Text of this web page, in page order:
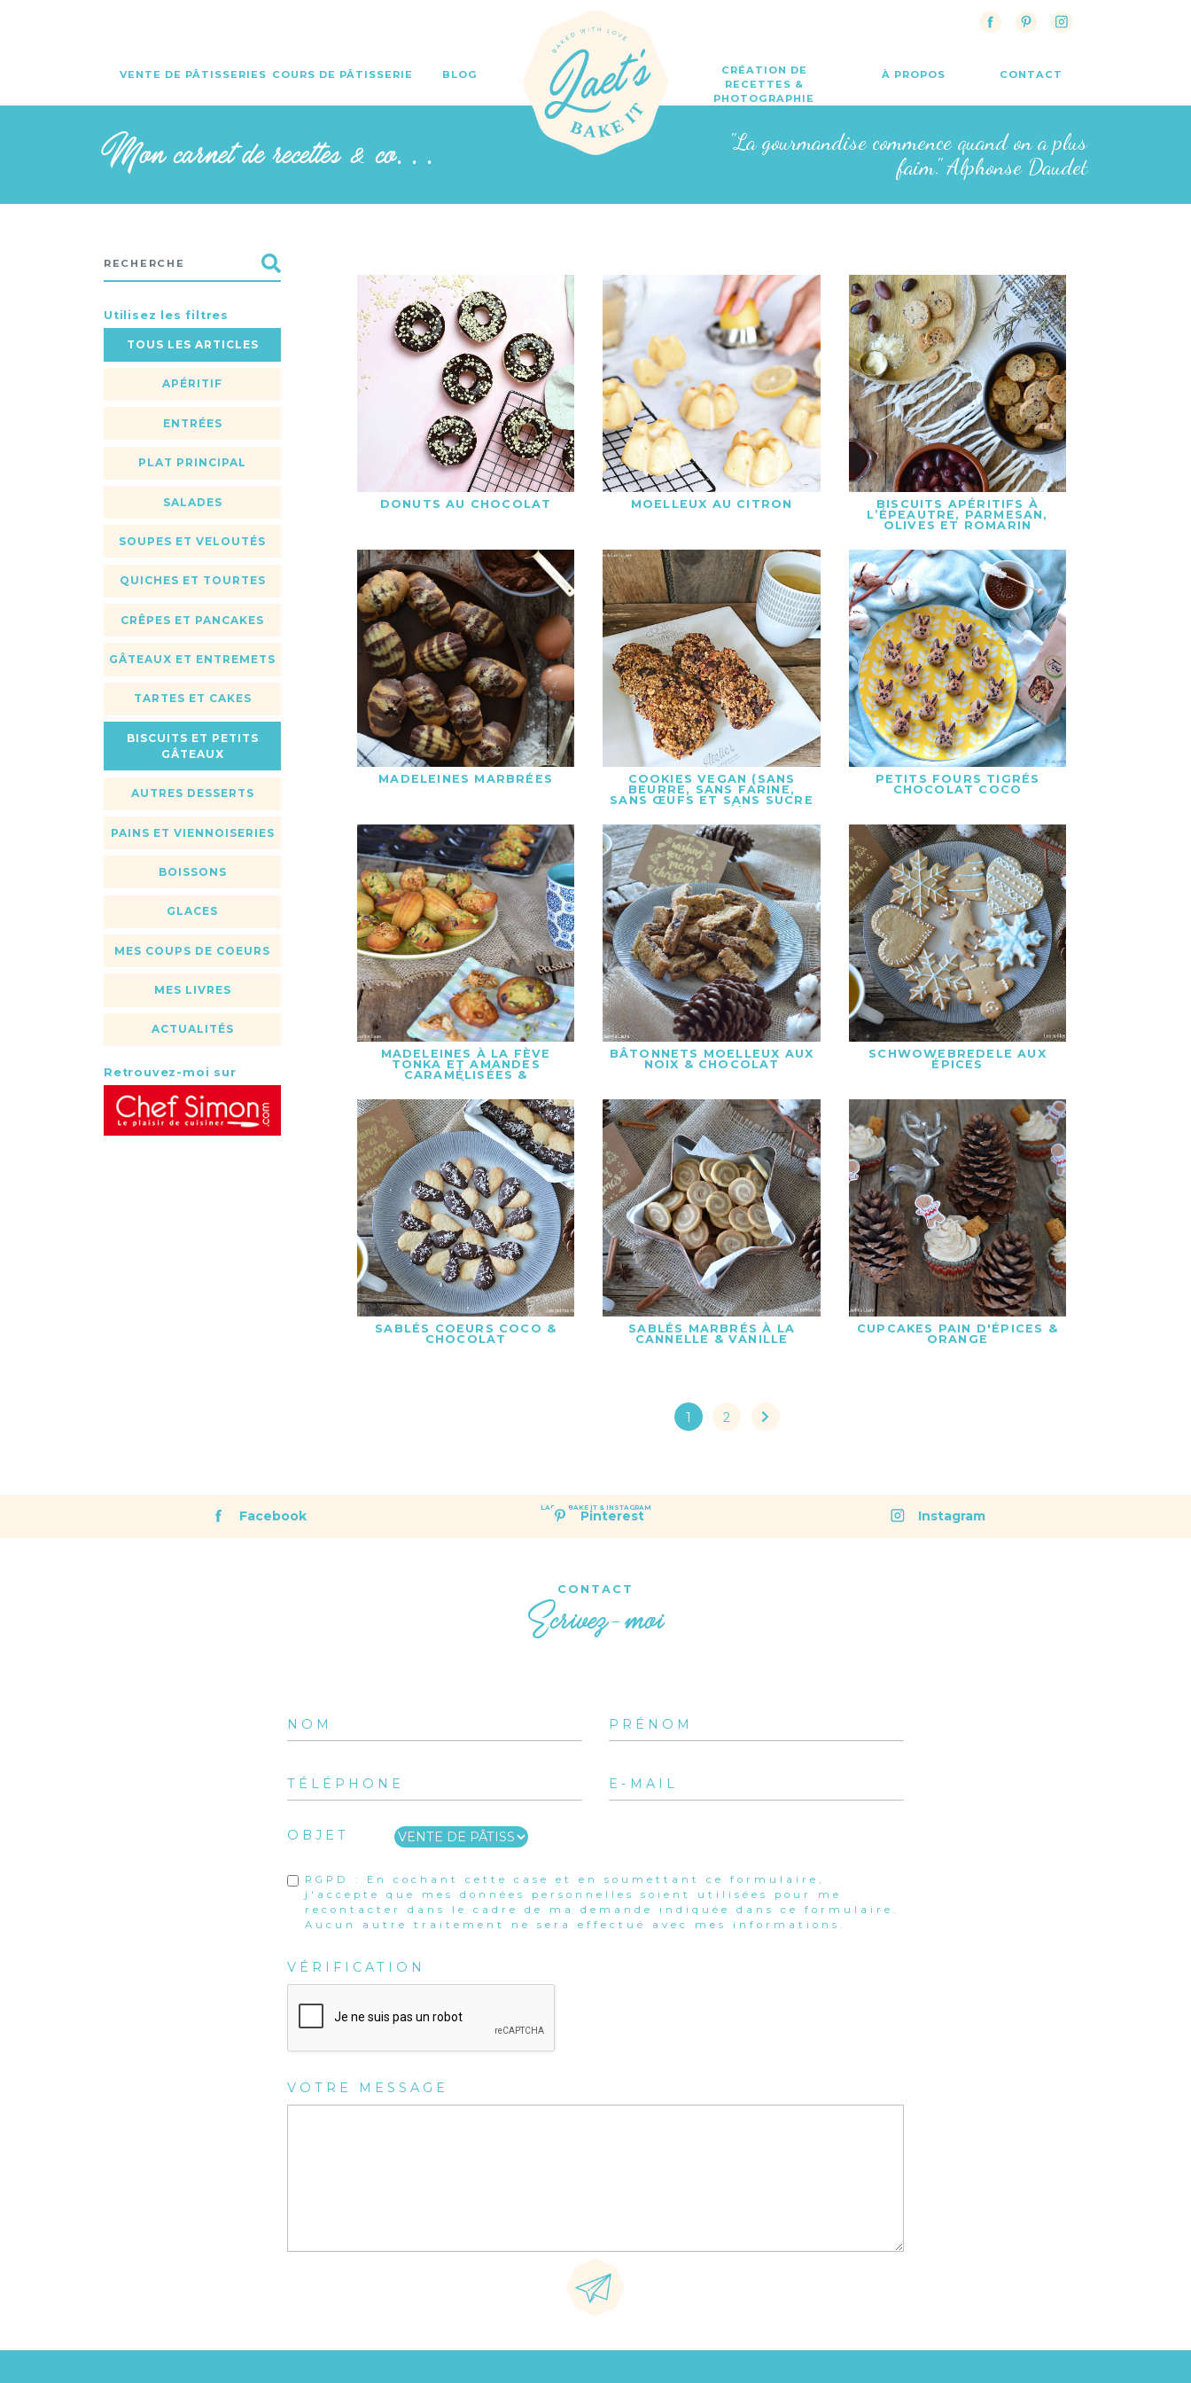
VENTE DE PÂTISSERIES COURS DE PÂTISSERIE BLOG
CRÉATION DE
RECETTES &
PHOTOGRAPHIE
À PROPOS CONTACT
Mon carnet de recettes & co...
"La gourmandise commence quand on a plus
faim." Alphonse Daudet
Utilisez les filtres
TOUS LES ARTICLES
APÉRITIF
ENTRÉES
PLAT PRINCIPAL
SALADES
SOUPES ET VELOUTÉS
QUICHES ET TOURTES
CRÊPES ET PANCAKES
GÂTEAUX ET ENTREMETS
TARTES ET CAKES
BISCUITS ET PETITS
GÂTEAUX
AUTRES DESSERTS
PAINS ET VIENNOISERIES
BOISSONS
GLACES
MES COUPS DE COEURS
MES LIVRES
ACTUALITÉS
Retrouvez-moi sur
DONUTS AU CHOCOLAT MOELLEUX AU CITRON
BISCUITS APÉRITIFS À
L’ÉPEAUTRE, PARMESAN,
OLIVES ET ROMARIN
MADELEINES MARBRÉES
COOKIES VEGAN (SANS
BEURRE, SANS FARINE,
SANS ŒUFS ET SANS SUCRE
AJOUTÉ)
PETITS FOURS TIGRÉS
CHOCOLAT COCO
MADELEINES À LA FÈVE
TONKA ET AMANDES
CARAMÉLISÉES &
MADELEINES À LA PISTACHE
BÂTONNETS MOELLEUX AUX
NOIX & CHOCOLAT
SCHWOWEBREDELE AUX
ÉPICES
SABLÉS COEURS COCO &
CHOCOLAT
SABLÉS MARBRÉS À LA
CANNELLE & VANILLE
CUPCAKES PAIN D'ÉPICES &
ORANGE
1 2
LAET'S BAKE IT & INSTAGRAM
Facebook Pinterest Instagram
CONTACT
Ecrivez-moi
OBJET
RGPD : En cochant cette case et en soumettant ce formulaire,
j'accepte que mes données personnelles soient utilisées pour me
recontacter dans le cadre de ma demande indiquée dans ce formulaire.
Aucun autre traitement ne sera effectué avec mes informations.
VÉRIFICATION
VOTRE MESSAGE